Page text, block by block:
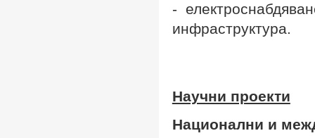
-
инфраструктура.
Научни проекти
Национални и